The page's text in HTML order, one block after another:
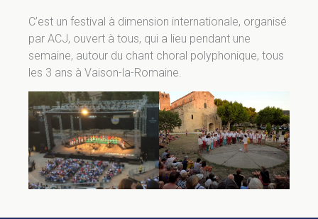
C’est un festival à dimension internationale, organisé
par ACJ, ouvert à tous, qui a lieu pendant une
semaine, autour du chant choral polyphonique, tous
les 3 ans à Vaison-la-Romaine.